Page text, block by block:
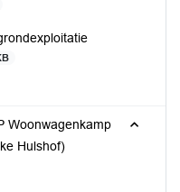
Woonwagenkamp
Hulshof)